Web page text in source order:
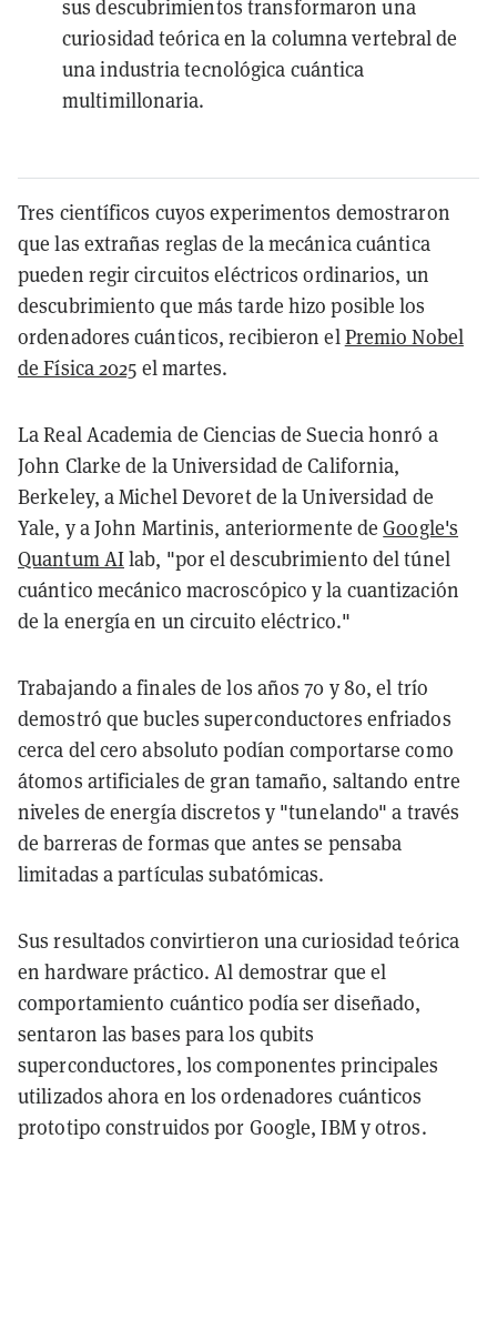
sus descubrimientos transformaron una
curiosidad teórica en la columna vertebral de
una industria tecnológica cuántica
multimillonaria.
Tres científicos cuyos experimentos demostraron
que las extrañas reglas de la mecánica cuántica
pueden regir circuitos eléctricos ordinarios, un
descubrimiento que más tarde hizo posible los
ordenadores cuánticos, recibieron elPremio Nobel
de Física 2025 el martes.
La Real Academia de Ciencias de Suecia honró a
John Clarke de la Universidad de California,
Berkeley, aMichel Devoretde la Universidad de
Yale, y aJohn Martinis, anteriormente deGoogle's
Quantum AIlab, "por el descubrimiento del túnel
cuántico mecánico macroscópico y la cuantización
de la energía en un circuito eléctrico."
Trabajando a finales de los años 70 y 80, el trío
demostró que bucles superconductores enfriados
cerca del cero absoluto podían comportarse como
átomos artificiales de gran tamaño, saltando entre
niveles de energía discretos y "tunelando" a través
de barreras de formas que antes se pensaba
limitadas a partículas subatómicas.
Sus resultados convirtieron una curiosidad teórica
en hardware práctico. Al demostrar que el
comportamiento cuántico podía ser diseñado,
sentaron las bases para los qubits
superconductores, los componentes principales
utilizados ahora en los ordenadores cuánticos
prototipo construidos por Google, IBM y otros.